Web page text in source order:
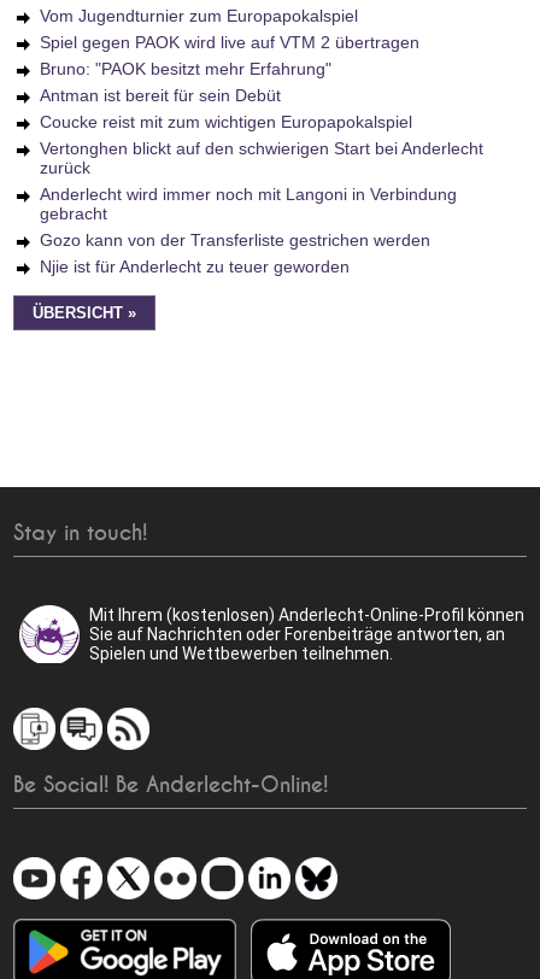
Vom Jugendturnier zum Europapokalspiel
Spiel gegen PAOK wird live auf VTM 2 übertragen
Bruno: "PAOK besitzt mehr Erfahrung"
Antman ist bereit für sein Debüt
Coucke reist mit zum wichtigen Europapokalspiel
Vertonghen blickt auf den schwierigen Start bei Anderlecht
zurück
Anderlecht wird immer noch mit Langoni in Verbindung
gebracht
Gozo kann von der Transferliste gestrichen werden
Njie ist für Anderlecht zu teuer geworden
ÜBERSICHT »
Stay in touch!
Mit Ihrem (kostenlosen) Anderlecht-Online-Profil können
Sie auf Nachrichten oder Forenbeiträge antworten, an
Spielen und Wettbewerben teilnehmen.
Be Social! Be Anderlecht-Online!